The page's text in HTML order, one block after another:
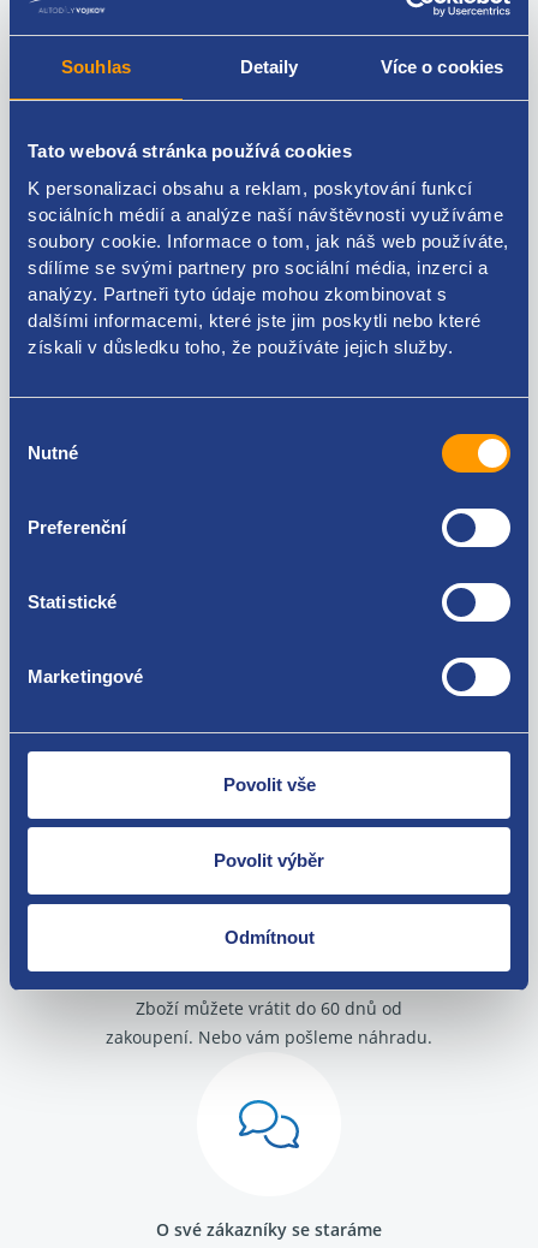
Souhlas Detaily Více o cookies
Tato webová stránka používá cookies
K personalizaci obsahu a reklam, poskytování funkcí
sociálních médií a analýze naší návštěvnosti využíváme
soubory cookie. Informace o tom, jak náš web používáte,
sdílíme se svými partnery pro sociální média, inzerci a
analýzy. Partneři tyto údaje mohou zkombinovat s
dalšími informacemi, které jste jim poskytli nebo které
získali v důsledku toho, že používáte jejich služby.
souhlasu
Nutné
Preferenční
Statistické
Marketingové
Povolit vše
Povolit výběr
Odmítnout
Vnitřní obložení boční
Typ vozu: 3dv. hatchbach
Barva: černá Mistral
Karoserie: hatchback
PSA original: 7467SA 98035122ZD 96859892ZD
Použitelné pro vozy
Citroen DS3
Za kvalitu ručíme!
Nejste spokojeni? Vyřešíme to!
Zboží můžete vrátit do 60 dnů od
zakoupení. Nebo vám pošleme náhradu.
O své zákazníky se staráme